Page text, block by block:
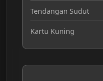
Tendangan Sudut
Kartu Kuning